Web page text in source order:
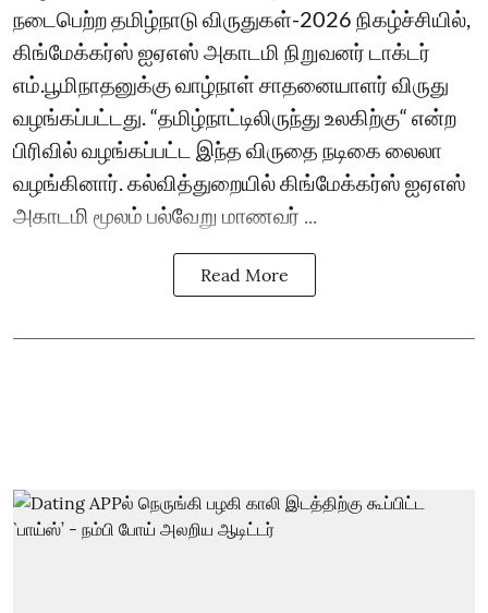
நடைபெற்ற தமிழ்நாடு விருதுகள்-2026 நிகழ்ச்சியில்,
கிங்மேக்கர்ஸ் ஐஏஎஸ் அகாடமி நிறுவனர் டாக்டர்
எம்.பூமிநாதனுக்கு வாழ்நாள் சாதனையாளர் விருது
வழங்கப்பட்டது. “தமிழ்நாட்டிலிருந்து உலகிற்கு“ என்ற
பிரிவில் வழங்கப்பட்ட இந்த விருதை நடிகை லைலா
வழங்கினார். கல்வித்துறையில் கிங்மேக்கர்ஸ் ஐஏஎஸ்
அகாடமி மூலம் பல்வேறு மாணவர் ...
Read More